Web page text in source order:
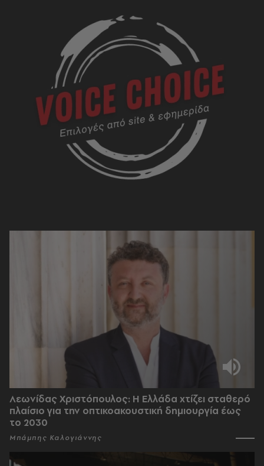
Λεωνίδας Χριστόπουλος: Η Ελλάδα χτίζει σταθερό
πλαίσιο για την οπτικοακουστική δημιουργία έως
το 2030
Μπάμπης Καλογιάννης